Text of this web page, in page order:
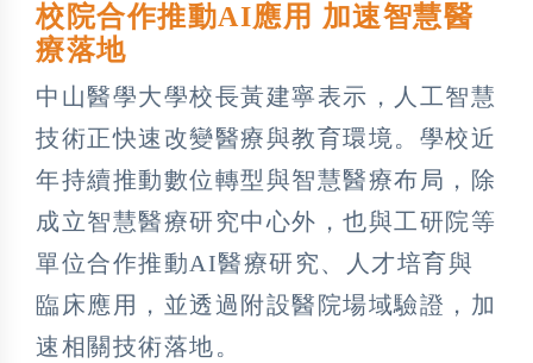
校院合作推動AI應用 加速智慧醫
療落地
中山醫學大學校長黃建寧表示，人工智慧
技術正快速改變醫療與教育環境。學校近
年持續推動數位轉型與智慧醫療布局，除
成立智慧醫療研究中心外，也與工研院等
單位合作推動AI醫療研究、人才培育與
臨床應用，並透過附設醫院場域驗證，加
速相關技術落地。